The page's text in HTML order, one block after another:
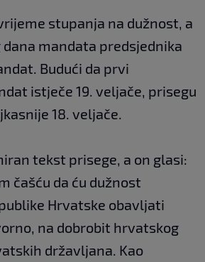
stupanja na dužnost, a
mandata predsjednika
Budući da prvi
istječe 19. veljače, prisegu
18. veljače.
tekst prisege, a on glasi:
čašću da ću dužnost
Hrvatske obavljati
na dobrobit hrvatskog
državljana. Kao